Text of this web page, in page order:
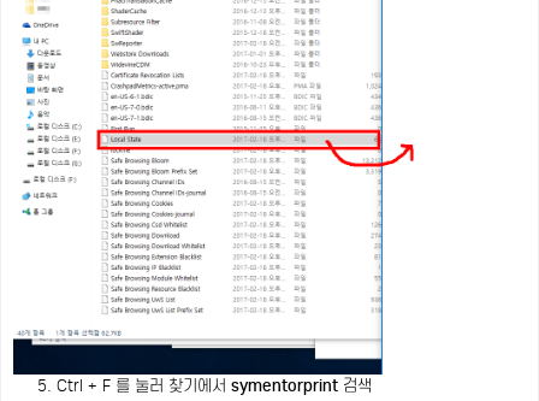
5. Ctrl + F 를 눌러 찾기에서 symentorprint 검색